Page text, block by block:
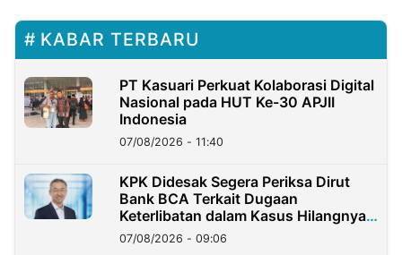
KABAR TERBARU
PT Kasuari Perkuat Kolaborasi Digital
Nasional pada HUT Ke-30 APJII
Indonesia
07/08/2026 - 11:40
KPK Didesak Segera Periksa Dirut
Bank BCA Terkait Dugaan
Keterlibatan dalam Kasus Hilangnya
Dana Nasabah Rp2,58 Miliar
07/08/2026 - 09:06